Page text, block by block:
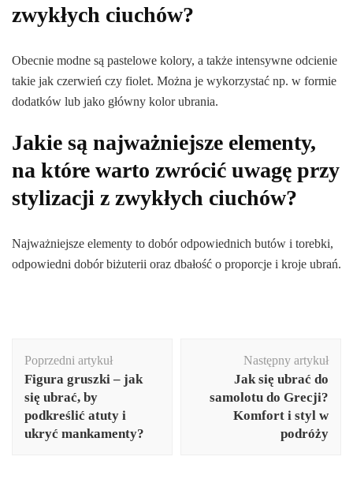
zwykłych ciuchów?
Obecnie modne są pastelowe kolory, a także intensywne odcienie
takie jak czerwień czy fiolet. Można je wykorzystać np. w formie
dodatków lub jako główny kolor ubrania.
Jakie są najważniejsze elementy,
na które warto zwrócić uwagę przy
stylizacji z zwykłych ciuchów?
Najważniejsze elementy to dobór odpowiednich butów i torebki,
odpowiedni dobór biżuterii oraz dbałość o proporcje i kroje ubrań.
wpisu
Poprzedni artykuł
Figura gruszki – jak
się ubrać, by
podkreślić atuty i
ukryć mankamenty?
Następny artykuł
Jak się ubrać do
samolotu do Grecji?
Komfort i styl w
podróży